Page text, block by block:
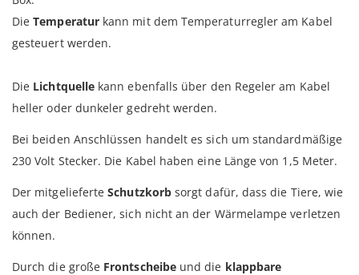
DieTemperaturkann mit dem Temperaturregler am Kabel
gesteuert werden.
Die Lichtquelle kann ebenfalls über den Regeler am Kabel
heller oder dunkeler gedreht werden.
Bei beiden Anschlüssen handelt es sich um standardmäßige
230 Volt Stecker. Die Kabel haben eine Länge von 1,5 Meter.
Der mitgelieferteSchutzkorbsorgt dafür, dass die Tiere, wie
auch der Bediener, sich nicht an der Wärmelampe verletzen
können.
Durch die große Frontscheibeund die klappbare